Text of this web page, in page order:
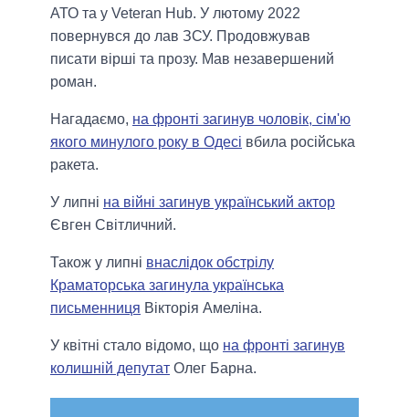
АТО та у Veteran Hub. У лютому 2022
повернувся до лав ЗСУ. Продовжував
писати вірші та прозу. Мав незавершений
роман.
Нагадаємо, на фронті загинув чоловік, сім'ю
якого минулого року в Одесі вбила російська
ракета.
У липні на війні загинув український актор
Євген Світличний.
Також у липні внаслідок обстрілу
Краматорська загинула українська
письменниця Вікторія Амеліна.
У квітні стало відомо, що на фронті загинув
колишній депутат Олег Барна.